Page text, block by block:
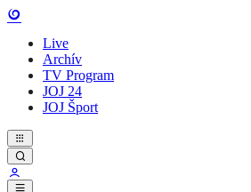
Live
Archív
TV Program
JOJ 24
JOJ Šport